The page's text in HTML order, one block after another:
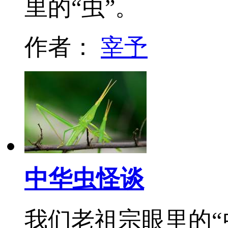
里的“虫”。
作者： 宰予
中华虫怪谈
我们老祖宗眼里的